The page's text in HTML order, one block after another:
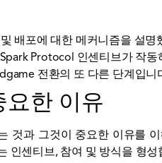
배포에 대한 메커니즘을 설명
Protocol 인센티브가 작
전환의 또 다른 단계입니
한 이유
것과 그것이 중요한 이유를
인센티브, 참여 및 방식을 형성